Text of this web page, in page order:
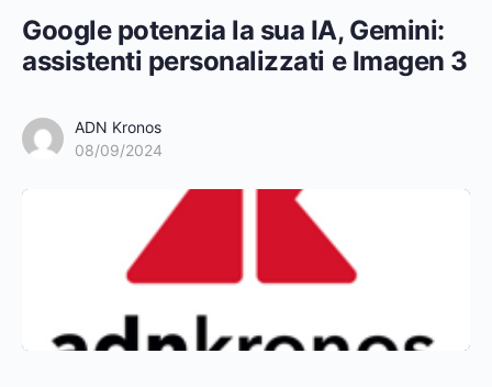
Google potenzia la sua IA, Gemini:
assistenti personalizzati e Imagen 3
ADN Kronos
08/09/2024